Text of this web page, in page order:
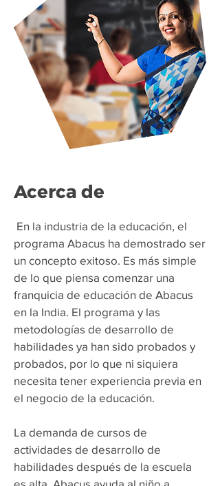
Acerca de
En la industria de la educación, el
programa Abacus ha demostrado ser
un concepto exitoso. Es más simple
de lo que piensa comenzar una
franquicia de educación de Abacus
en la India. El programa y las
metodologías de desarrollo de
habilidades ya han sido probados y
probados, por lo que ni siquiera
necesita tener experiencia previa en
el negocio de la educación.
La demanda de cursos de
actividades de desarrollo de
habilidades después de la escuela